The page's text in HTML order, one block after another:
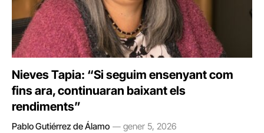
Nieves Tapia: “Si seguim ensenyant com
fins ara, continuaran baixant els
rendiments”
Pablo Gutiérrez de Álamo gener 5, 2026